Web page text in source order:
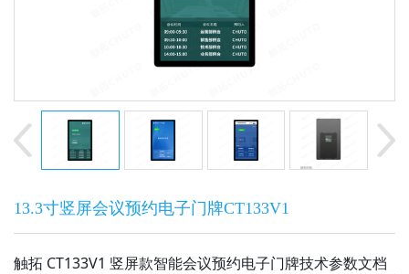
13.3寸竖屏会议预约电子门牌CT133V1
触拓 CT133V1 竖屏款智能会议预约电子门牌技术参数文档